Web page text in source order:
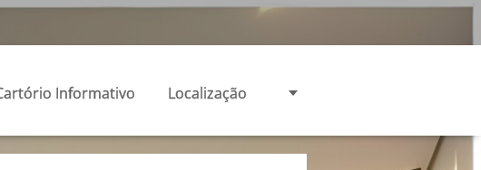
Informativo Localização